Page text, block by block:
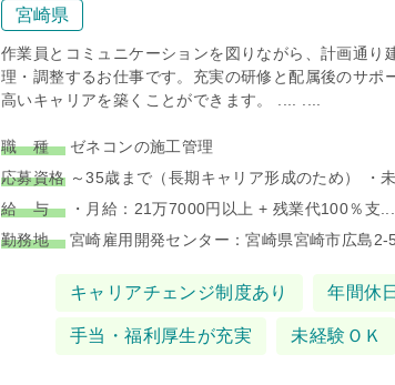
宮崎県
作業員とコミュニケーションを図りながら、計画通り
理・調整するお仕事です。充実の研修と配属後のサポ
高いキャリアを築くことができます。 .... ....
職 種ゼネコンの施工管理
応募資格～35歳まで（長期キャリア形成のため） ・未
給 与・月給：21万7000円以上 + 残業代100％支....
勤務地宮崎雇用開発センター：宮崎県宮崎市広島2-
キャリアチェンジ制度あり 年間休
手当・福利厚生が充実 未経験ＯＫ